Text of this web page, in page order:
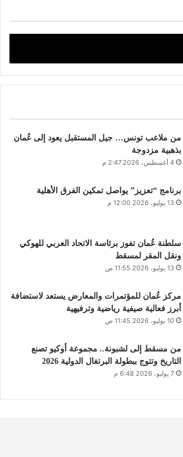
من ملاعب تونس… جيل المستقبل يعود إلى عُمان
بذهبية مزدوجة
4 أغسطس، 2026 2:47 م
برنامج “تعزيز” يواصل تمكين الفرق الأهلية
13 يوليو، 2026 12:00 م
سلطنة عُمان تفوز برئاسة الاتحاد العربي للهوكي
ونقل المقر لمسقط
13 يوليو، 2026 11:55 ص
مركز عُمان للمؤتمرات والمعارض يستعد لاستضافة
أبرز فعالية صيفية رياضية وترفيهية
10 يوليو، 2026 11:45 ص
من مسقط إلى لشبونة.. مجموعة أوكيو تصنع
التاريخ وتتوج ببطولة البرتغال الدولية 2026
7 يوليو، 2026 6:48 م